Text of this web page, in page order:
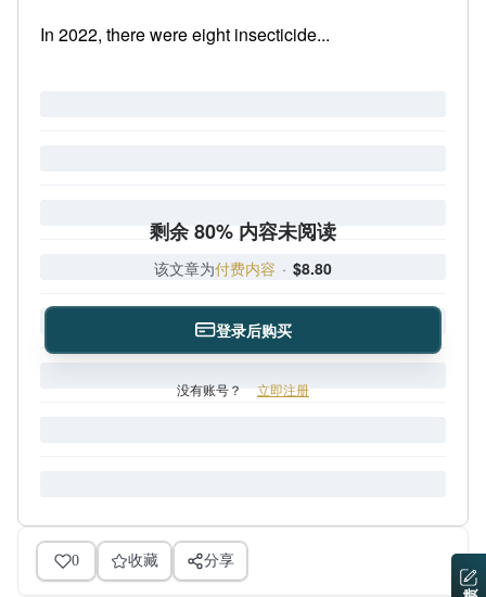
In 2022, there were eight insecticide...
剩余 80% 内容未阅读
该文章为付费内容 · $8.80
登录后购买
没有账号？ 立即注册
0 收藏 分享